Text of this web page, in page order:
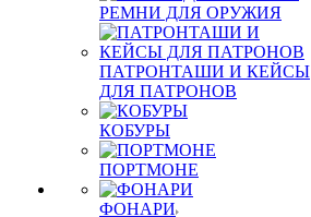
РЕМНИ ДЛЯ ОРУЖИЯ
ПАТРОНТАШИ И КЕЙСЫ
ДЛЯ ПАТРОНОВ
КОБУРЫ
ПОРТМОНЕ
ФОНАРИ